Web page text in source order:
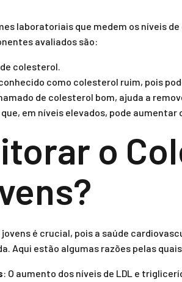
laboratoriais que medem os níveis
avaliados são:
colesterol.
como colesterol ruim, pois
de colesterol bom, ajuda a
em níveis elevados, pode
o
é crucial, pois a saúde
Aqui estão algumas razões pelas
: O aumento dos níveis de LDL e